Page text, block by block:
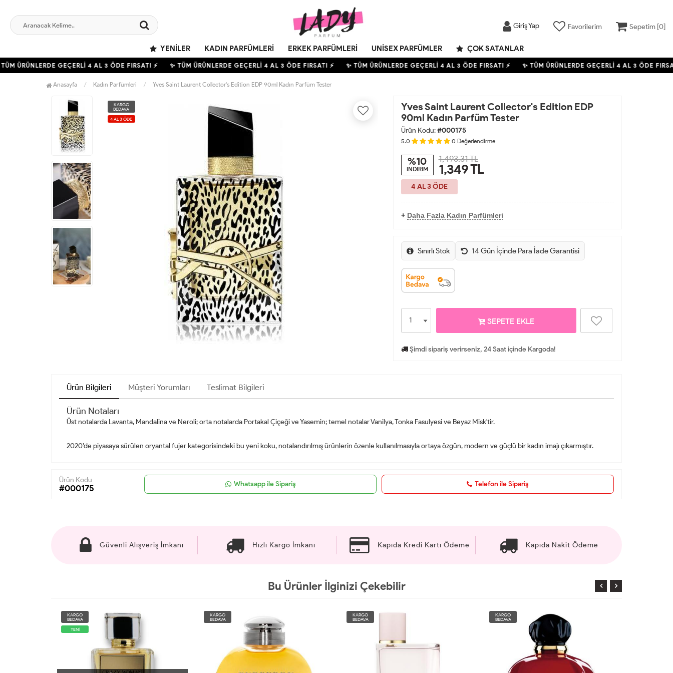
Giriş Yap Favorilerim Sepetim [0]
YENILER KADIN PARFÜMLERI ERKEK PARFÜMLERI UNISEX PARFÜMLER ÇOK SATANLAR
ÜRÜNLERDE GEÇERLİ4 AL 3 ÖDE FIRSATI ⚡ ✨ TÜM ÜRÜNLERDE GEÇERLİ4 AL 3 ÖDE FIRSATI ⚡ ✨ TÜM ÜRÜNLERDE GEÇERLİ4 AL 3 ÖDE FIRSATI ⚡ ✨ TÜM ÜRÜNLERDE GEÇERLİ4 AL 3 ÖDE FIRSATI
Anasayfa Kadın Parfümleri Yves Saint Laurent Collector's Edition EDP 90ml Kadın Parfüm Tester
KARGO
BEDAVA
4 AL 3 ÖDE
Yves Saint Laurent Collector's Edition EDP
90ml Kadın Parfüm Tester
Ürün Kodu:#000175
5.0 0 Değerlendirme
%10
İNDİRİM
1,493.31 TL
1,349TL
4 AL 3 ÖDE
+ Daha Fazla Kadın Parfümleri
Sınırlı Stok 14 Gün İçinde Para İade Garantisi
SEPETE EKLE
Şimdi sipariş verirseniz, 24 Saat içinde Kargoda!
Ürün Bilgileri Müşteri Yorumları Teslimat Bilgileri
Ürün Notaları
Üst notalarda Lavanta, Mandalina ve Neroli; orta notalarda Portakal Çiçeği ve Yasemin; temel notalar Vanilya, Tonka Fasulyesi ve Beyaz Misk'tir.
2020’de piyasaya sürülen oryantal fujer kategorisindeki bu yeni koku, notalandırılmış ürünlerin özenle kullanılmasıyla ortaya özgün, modern ve güçlü bir kadın imajı çıkarmıştır.
Ürün Kodu
#000175 Whatsapp ile Sipariş Telefon ile Sipariş
Güvenli Alışveriş İmkanı Hızlı Kargo İmkanı Kapıda Kredi Kartı Ödeme Kapıda Nakit Ödeme
Bu Ürünler İlginizi Çekebilir
KARGO
BEDAVA
YENİ
KARGO
BEDAVA
KARGO
BEDAVA
KARGO
BEDAVA